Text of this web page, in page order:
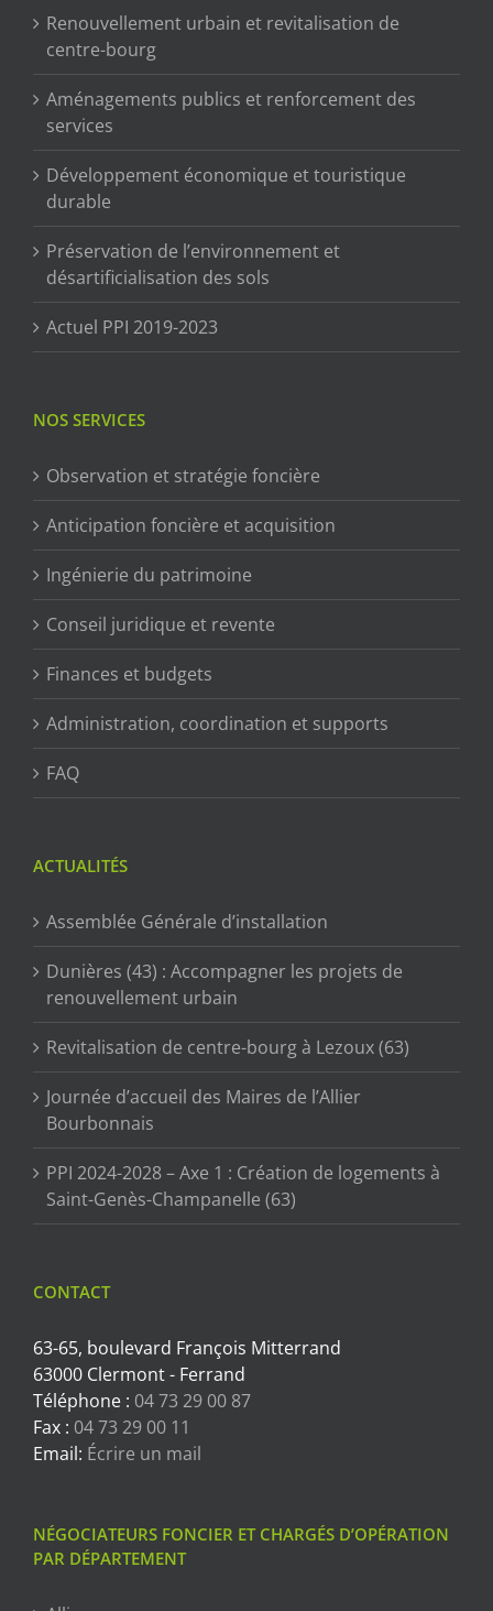
Renouvellement urbain et revitalisation de
centre-bourg
Aménagements publics et renforcement des
services
Développement économique et touristique
durable
Préservation de l’environnement et
désartificialisation des sols
Actuel PPI 2019-2023
NOS SERVICES
Observation et stratégie foncière
Anticipation foncière et acquisition
Ingénierie du patrimoine
Conseil juridique et revente
Finances et budgets
Administration, coordination et supports
FAQ
ACTUALITÉS
Assemblée Générale d’installation
Dunières (43) : Accompagner les projets de
renouvellement urbain
Revitalisation de centre-bourg à Lezoux (63)
Journée d’accueil des Maires de l’Allier
Bourbonnais
PPI 2024-2028 – Axe 1 : Création de logements à
Saint-Genès-Champanelle (63)
CONTACT
63-65, boulevard François Mitterrand
63000 Clermont - Ferrand
Téléphone : 04 73 29 00 87
Fax : 04 73 29 00 11
Email: Écrire un mail
NÉGOCIATEURS FONCIER ET CHARGÉS D’OPÉRATION
PAR DÉPARTEMENT